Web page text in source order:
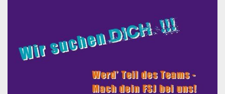
Schülerferienprogramm
JuHa live
Das Haus